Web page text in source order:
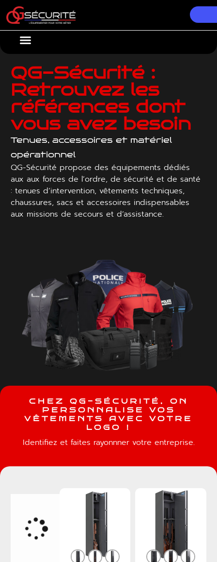
QG-Sécurité :
Retrouvez les
références dont
vous avez besoin
Tenues, accessoires et matériel
opérationnel
QG-Sécurité propose des équipements dédiés
aux aux forces de l’ordre, de sécurité et de santé
: tenues d’intervention, vêtements techniques,
chaussures, sacs et accessoires indispensables
aux missions de secours et d’assistance.
C H E Z Q G - S É C U R I T É , O N
P E R S O N N A L I S E VO S
V Ê T E M E N T S A V E C VO T R E
L O G O !
Identifiez et faites rayonnner votre entreprise.